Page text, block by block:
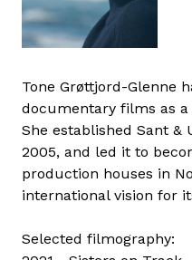
Tone Grøttjord-Glenne
documentary films as
She established Sant &
2005, and led it to
production houses in
international vision for
Selected filmography: